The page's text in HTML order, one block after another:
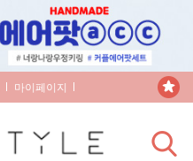
마이페이지